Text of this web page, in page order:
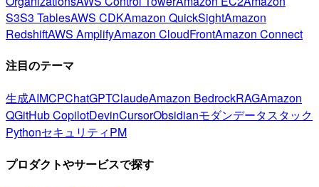
S3S3 TablesAWS CDKAmazon QuickSightAmazon
RedshiftAWS AmplifyAmazon CloudFrontAmazon Connect
注目のテーマ
生成AIMCPChatGPTClaudeAmazon BedrockRAGAmazon
QGitHub CopilotDevinCursorObsidianモダンデータスタック
PythonセキュリティPM
プロダクトやサービスで探す